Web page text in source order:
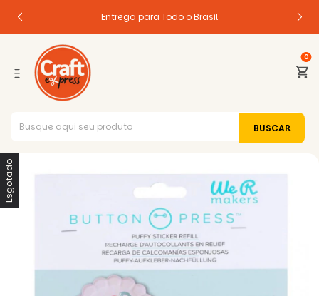
Entrega para Todo o Brasil
0
Esgotado